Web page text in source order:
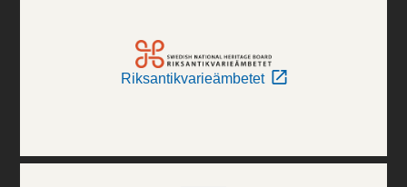
Riksantikvarieämbetet